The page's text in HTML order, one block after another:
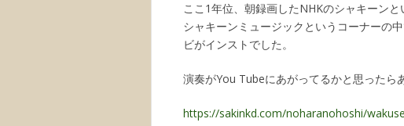
ここ1年位、朝録画したNHKのシャキーン
シャキーンミュージックというコーナーの
ビがインストでした。
演奏がYou Tubeにあがってるかと思ったら
https://sakinkd.com/noharanohoshi/